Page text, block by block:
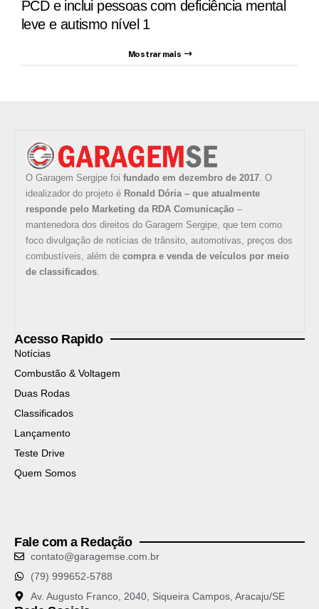
PCD e inclui pessoas com deficiência mental
leve e autismo nível 1
Mostrar mais
O Garagem Sergipe foi fundado em dezembro de 2017. O
idealizador do projeto é Ronald Dória – que atualmente
responde pelo Marketing da RDA Comunicação –
mantenedora dos direitos do Garagem Sergipe, que tem como
foco divulgação de notícias de trânsito, automotivas, preços dos
combustíveis, além de compra e venda de veículos por meio
de classificados.
Acesso Rapido
Notícias
Combustão & Voltagem
Duas Rodas
Classificados
Lançamento
Teste Drive
Quem Somos
Fale com a Redação
contato@garagemse.com.br
(79) 999652-5788
Av. Augusto Franco, 2040, Siqueira Campos, Aracaju/SE